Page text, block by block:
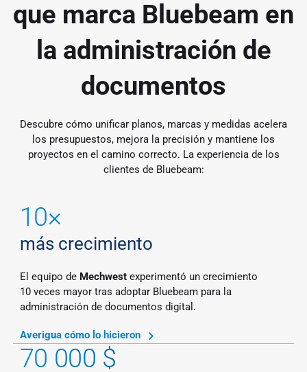
que marca Bluebeam en
la administración de
documentos
Descubre cómo unificar planos, marcas y medidas acelera
los presupuestos, mejora la precisión y mantiene los
proyectos en el camino correcto. La experiencia de los
clientes de Bluebeam:
10×
más crecimiento
El equipo de Mechwestexperimentó un crecimiento
10 veces mayor tras adoptar Bluebeam para la
administración de documentos digital.
Averigua cómo lo hicieron
70 000 $